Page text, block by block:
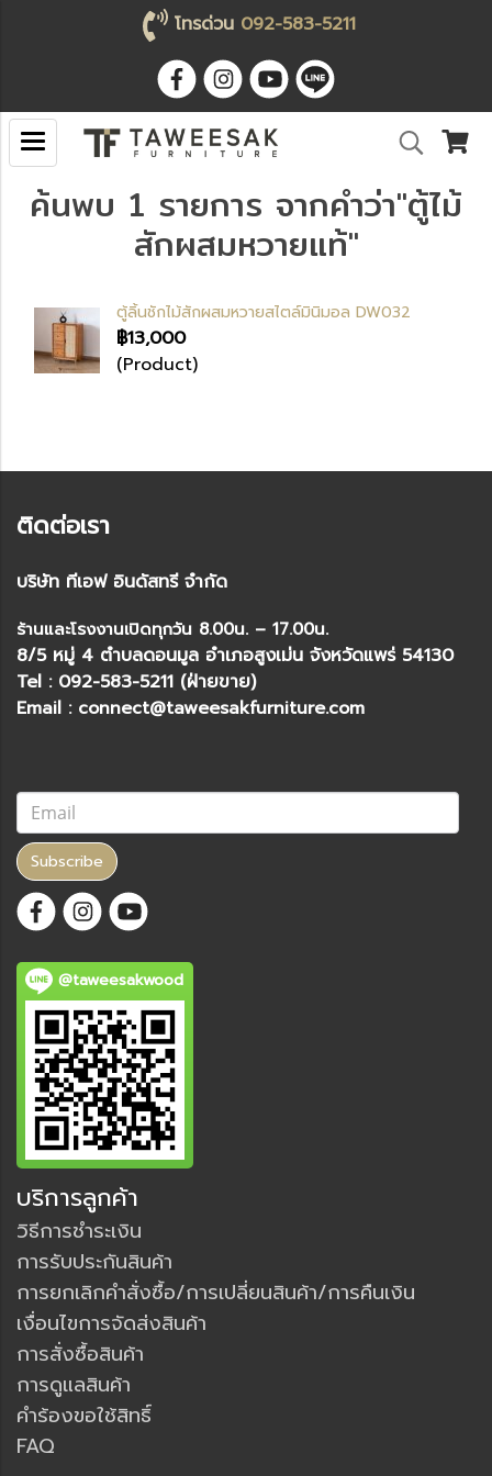
โทรด่วน 092-583-5211
ค้นพบ 1 รายการ จากคำว่า"ตู้ไม้
สักผสมหวายแท้"
ตู้ลิ้นชักไม้สักผสมหวายสไตล์มินิมอล DW032
฿13,000
(Product)
ติดต่อเรา
บริษัท ทีเอฟ อินดัสทรี จำกัด
ร้านและโรงงานเปิดทุกวัน 8.00น. – 17.00น.
8/5 หมู่ 4 ตำบลดอนมูล อำเภอสูงเม่น จังหวัดแพร่ 54130
Tel : 092-583-5211 (ฝ่ายขาย)
Email : connect@taweesakfurniture.com
Subscribe
@taweesakwood
บริการลูกค้า
วิธีการชำระเงิน
การรับประกันสินค้า
การยกเลิกคำสั่งซื้อ/การเปลี่ยนสินค้า/การคืนเงิน
เงื่อนไขการจัดส่งสินค้า
การสั่งซื้อสินค้า
การดูแลสินค้า
คำร้องขอใช้สิทธิ์
FAQ